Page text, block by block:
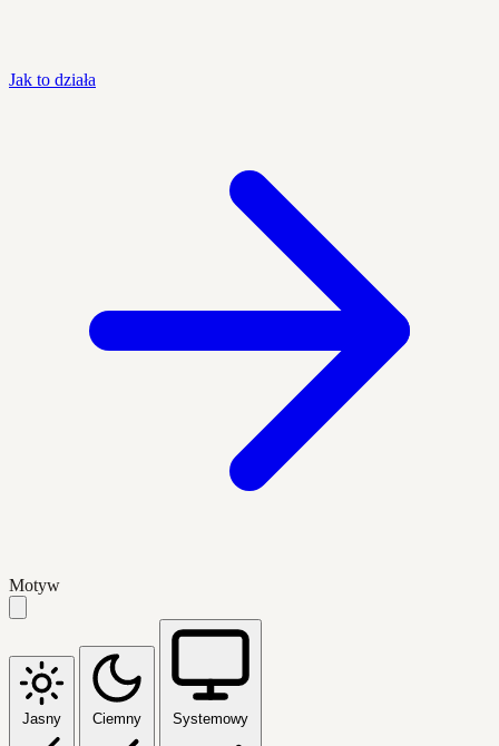
Jak to działa
Motyw
Jasny Ciemny Systemowy